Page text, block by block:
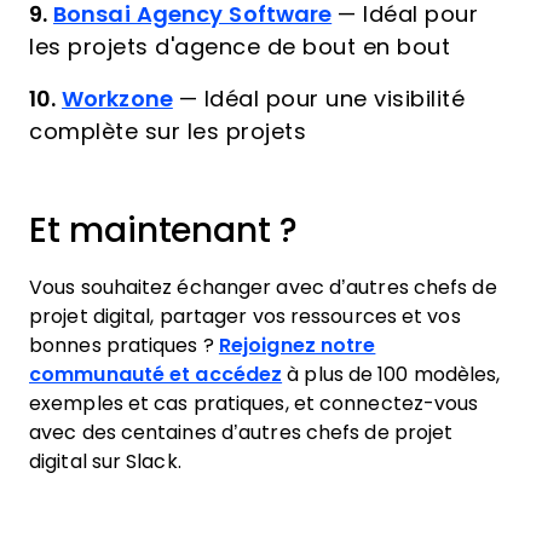
9. Bonsai Agency Software — Idéal pour
les projets d'agence de bout en bout
10. Workzone — Idéal pour une visibilité
complète sur les projets
Et maintenant ?
Vous souhaitez échanger avec d’autres chefs de
projet digital, partager vos ressources et vos
bonnes pratiques ? Rejoignez notre
communauté et accédez à plus de 100 modèles,
exemples et cas pratiques, et connectez-vous
avec des centaines d’autres chefs de projet
digital sur Slack.